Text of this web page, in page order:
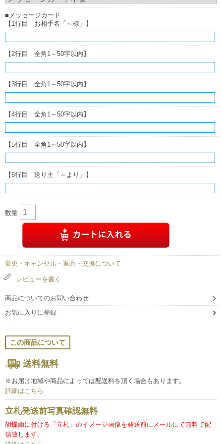
■メッセージカード
【1行目 お相手名「～様」】
【2行目 全角1～50字以内】
【3行目 全角1～50字以内】
【4行目 全角1～50字以内】
【5行目 全角1～50字以内】
【6行目 送り主「～より」】
数量
変更・キャンセル・返品・交換について
レビューを書く
商品についてのお問い合わせ
お気に入りに登録
この商品について
送料無料
※お届け地域や商品によっては配送料を頂く場合もあります。
詳細はこちら
立札発送前写真確認無料
胡蝶蘭に付ける「立札」のイメージ画像を発送前にメールにて無料で配
信致します。